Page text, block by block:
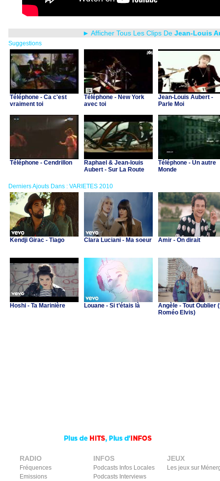
► Afficher Tous Les Clips De Jean-Louis
Suggestions
Téléphone - Ca c'est
vraiment toi
Téléphone - New York
avec toi
Jean-Louis Aubert -
Parle Moi
Téléphone - Cendrillon
Raphael & Jean-louis
Aubert - Sur La Route
Téléphone - Un autre
Monde
Derniers Ajouts Dans : VARIETES 2010
Kendji Girac - Tiago Clara Luciani - Ma soeur Amir - On dirait
Hoshi - Ta Marinière Louane - Si t’étais là
Angèle - Tout Oublier
Roméo Elvis)
RADIO
Fréquences
Emissions
INFOS
Podcasts Infos Locales
Podcasts Interviews
JEUX
Les jeux sur